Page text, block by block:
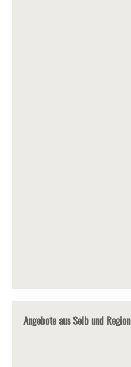
Angebote aus Selb und Region